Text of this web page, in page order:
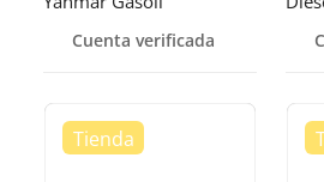
Cuenta verificada